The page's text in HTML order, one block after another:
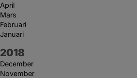
April
Mars
Februari
Januari
År:
2018
December
November